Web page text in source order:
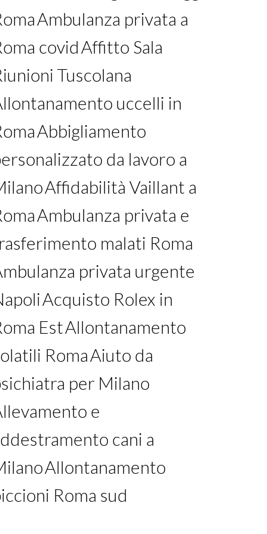
Ambulanza privata a
covidAffitto Sala
Tuscolana
uccelli in
Abbigliamento
da lavoro a
Affidabilità Vaillant a
Ambulanza privata e
malati Roma
privata urgente
Acquisto Rolex in
EstAllontanamento
RomaAiuto da
per Milano
e
cani a
Allontanamento
Roma sud